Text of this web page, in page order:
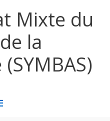
Mixte du
la